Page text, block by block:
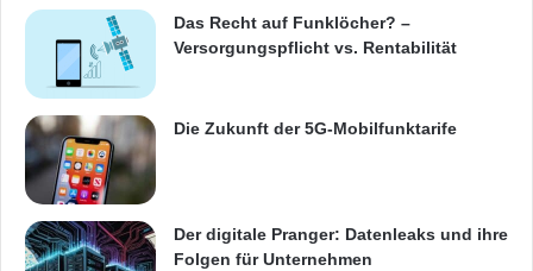
Das Recht auf Funklöcher? –
Versorgungspflicht vs. Rentabilität
Die Zukunft der 5G-Mobilfunktarife
Der digitale Pranger: Datenleaks und ihre
Folgen für Unternehmen